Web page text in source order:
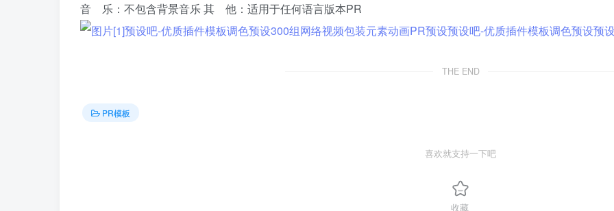
音 乐：不包含背景音乐 其 他：适用于任何语言版本PR
THE END
PR模板
喜欢就支持一下吧
收藏